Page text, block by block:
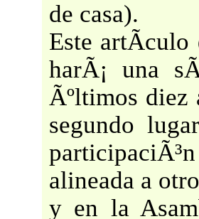
de casa).
Este artÃ­culo
harÃ¡ una
Ãºltimos diez
segundo
alineada a
y en la